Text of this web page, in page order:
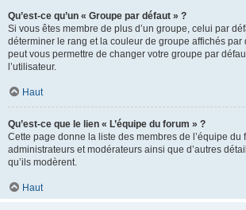
Qu’est-ce qu’un « Groupe par défaut » ?
Si vous êtes membre de plus d’un groupe, celui par
déterminer le rang et la couleur de groupe affichés par
peut vous permettre de changer votre groupe par
l’utilisateur.
Haut
Qu’est-ce que le lien « L’équipe du forum » ?
Cette page donne la liste des membres de l’équipe du
administrateurs et modérateurs ainsi que d’autres
qu’ils modèrent.
Haut